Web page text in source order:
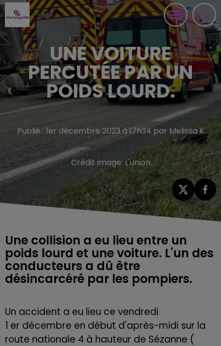
UNE VOITURE
PERCUTÉE PAR UN
POIDS LOURD.
Publié : 1er décembre 2023 à 17h34 par Melissa K
Crédit image:L'union
Une collision a eu lieu entre un
poids lourd et une voiture. L'un des
conducteurs a dû être
désincarcéré par les pompiers.
Un accident a eu lieu ce vendredi
1 er décembre en début d'après-midi sur la
route nationale 4 à hauteur de Sézanne (